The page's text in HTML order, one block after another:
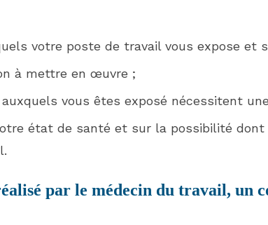
votre poste de travail vous expose et
à mettre en œuvre ;
vous êtes exposé nécessitent
état de santé et sur la possibilité
par le médecin du travail, un